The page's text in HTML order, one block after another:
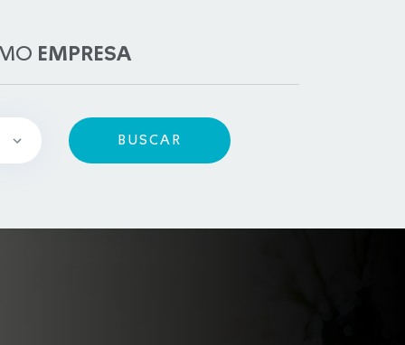
EMPRESA
BUSCAR